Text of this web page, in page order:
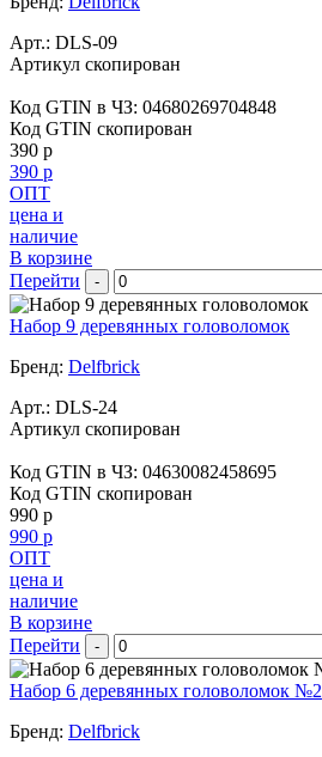
Арт.: DLS-09
Артикул скопирован
Код GTIN в ЧЗ: 04680269704848
Код GTIN скопирован
390 р
390 р
ОПТ
цена и
наличие
В корзине
Перейти
-
Набор 9 деревянных головоломок
Бренд: Delfbrick
Арт.: DLS-24
Артикул скопирован
Код GTIN в ЧЗ: 04630082458695
Код GTIN скопирован
990 р
990 р
ОПТ
цена и
наличие
В корзине
Перейти
-
Набор 6 деревянных головоломок №2
Бренд: Delfbrick